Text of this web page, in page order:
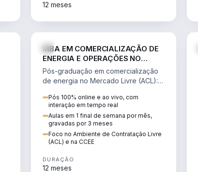
12 meses
MBA EM COMERCIALIZAÇÃO DE
ENERGIA E OPERAÇÕES NO
MERCADO LIVRE
Pós-graduação em comercialização
de energia no Mercado Livre (ACL):
risco e migração de clientes.
Pós 100% online e ao vivo, com
interação em tempo real
Aulas em 1 final de semana por mês,
gravadas por 3 meses
Foco no Ambiente de Contratação Livre
(ACL) e na CCEE
DURAÇÃO
12 meses